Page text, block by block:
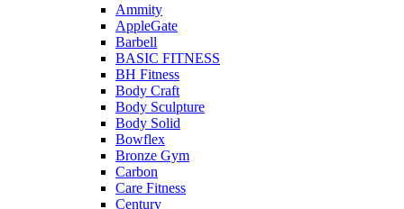
Ammity
AppleGate
Barbell
BASIC FITNESS
BH Fitness
Body Craft
Body Sculpture
Body Solid
Bowflex
Bronze Gym
Carbon
Care Fitness
Century